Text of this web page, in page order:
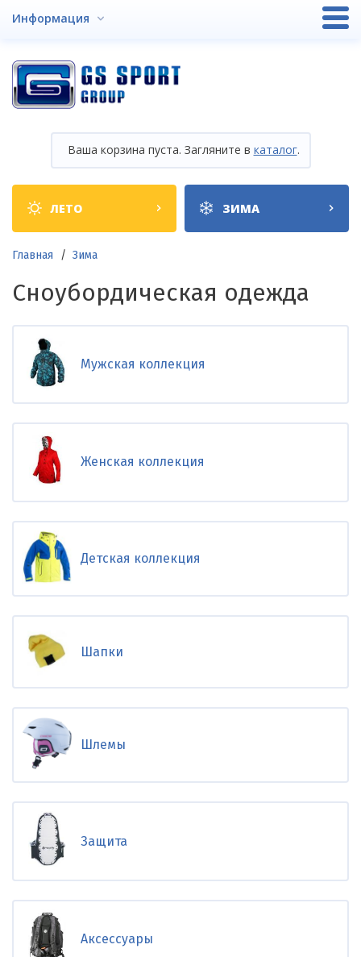
Информация
Ваша корзина пуста. Загляните в каталог.
Shop
categories
ЛЕТО ЗИМА
Строка
навигации
Главная Зима
Сноубордическая одежда
Мужская коллекция
Женская коллекция
Детская коллекция
Шапки
Шлемы
Защита
Аксессуары